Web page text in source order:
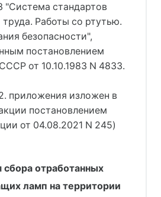
"Система стандартов
труда. Работы со ртутью.
безопасности",
постановлением
от 10.10.1983 N 4833.
приложения изложен в
постановлением
от 04.08.2021 N 245)
сбора отработанных
ламп на территории